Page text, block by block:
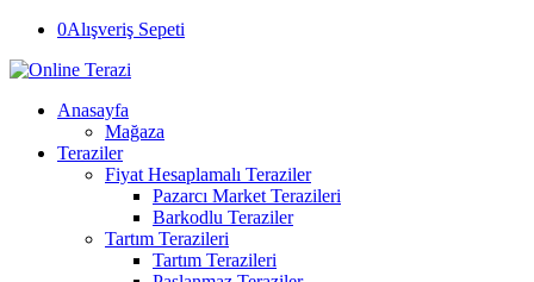
0Alışveriş Sepeti
Anasayfa
Mağaza
Teraziler
Fiyat Hesaplamalı Teraziler
Pazarcı Market Terazileri
Barkodlu Teraziler
Tartım Terazileri
Tartım Terazileri